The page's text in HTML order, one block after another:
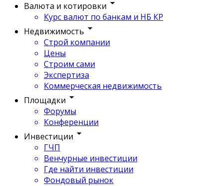
Валюта и котировки
Курс валют по банкам и НБ КР
Недвижимость
Строй компании
Цены
Строим сами
Экспертиза
Коммерческая недвижимость
Площадки
Форумы
Конференции
Инвестиции
ГЧП
Венчурные инвестиции
Где найти инвестиции
Фондовый рынок